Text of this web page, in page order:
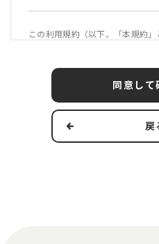
この利用規約（以下、「本規約
ンショップ「MOGUストア 本
下、「本サービス」といいます
本規約の適用範囲および変更
規約を変更する必要が生じ
規約を変更することができ
同意して
戻